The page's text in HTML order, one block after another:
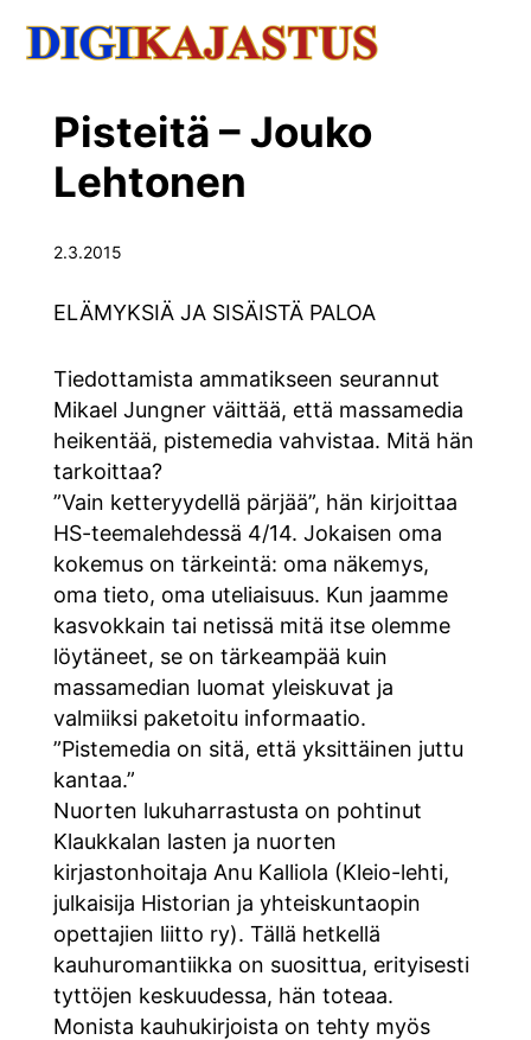
Pisteitä – Jouko
Lehtonen
2.3.2015
ELÄMYKSIÄ JA SISÄISTÄ PALOA
Tiedottamista ammatikseen seurannut
Mikael Jungner väittää, että massamedia
heikentää, pistemedia vahvistaa. Mitä hän
tarkoittaa?
”Vain ketteryydellä pärjää”, hän kirjoittaa
HS-teemalehdessä 4/14. Jokaisen oma
kokemus on tärkeintä: oma näkemys,
oma tieto, oma uteliaisuus. Kun jaamme
kasvokkain tai netissä mitä itse olemme
löytäneet, se on tärkeampää kuin
massamedian luomat yleiskuvat ja
valmiiksi paketoitu informaatio.
”Pistemedia on sitä, että yksittäinen juttu
kantaa.”
Nuorten lukuharrastusta on pohtinut
Klaukkalan lasten ja nuorten
kirjastonhoitaja Anu Kalliola (Kleio-lehti,
julkaisija Historian ja yhteiskuntaopin
opettajien liitto ry). Tällä hetkellä
kauhuromantiikka on suosittua, erityisesti
tyttöjen keskuudessa, hän toteaa.
Monista kauhukirjoista on tehty myös